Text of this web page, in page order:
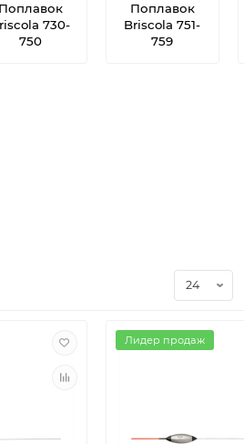
Поплавок
730-
750
Поплавок
Briscola 751-
759
Лидер продаж